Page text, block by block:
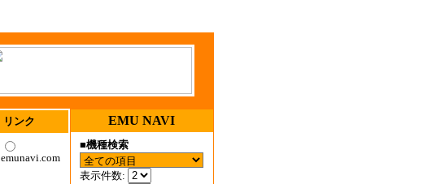
リンク
emunavi.com
EMU NAVI
■機種検索
表示件数: